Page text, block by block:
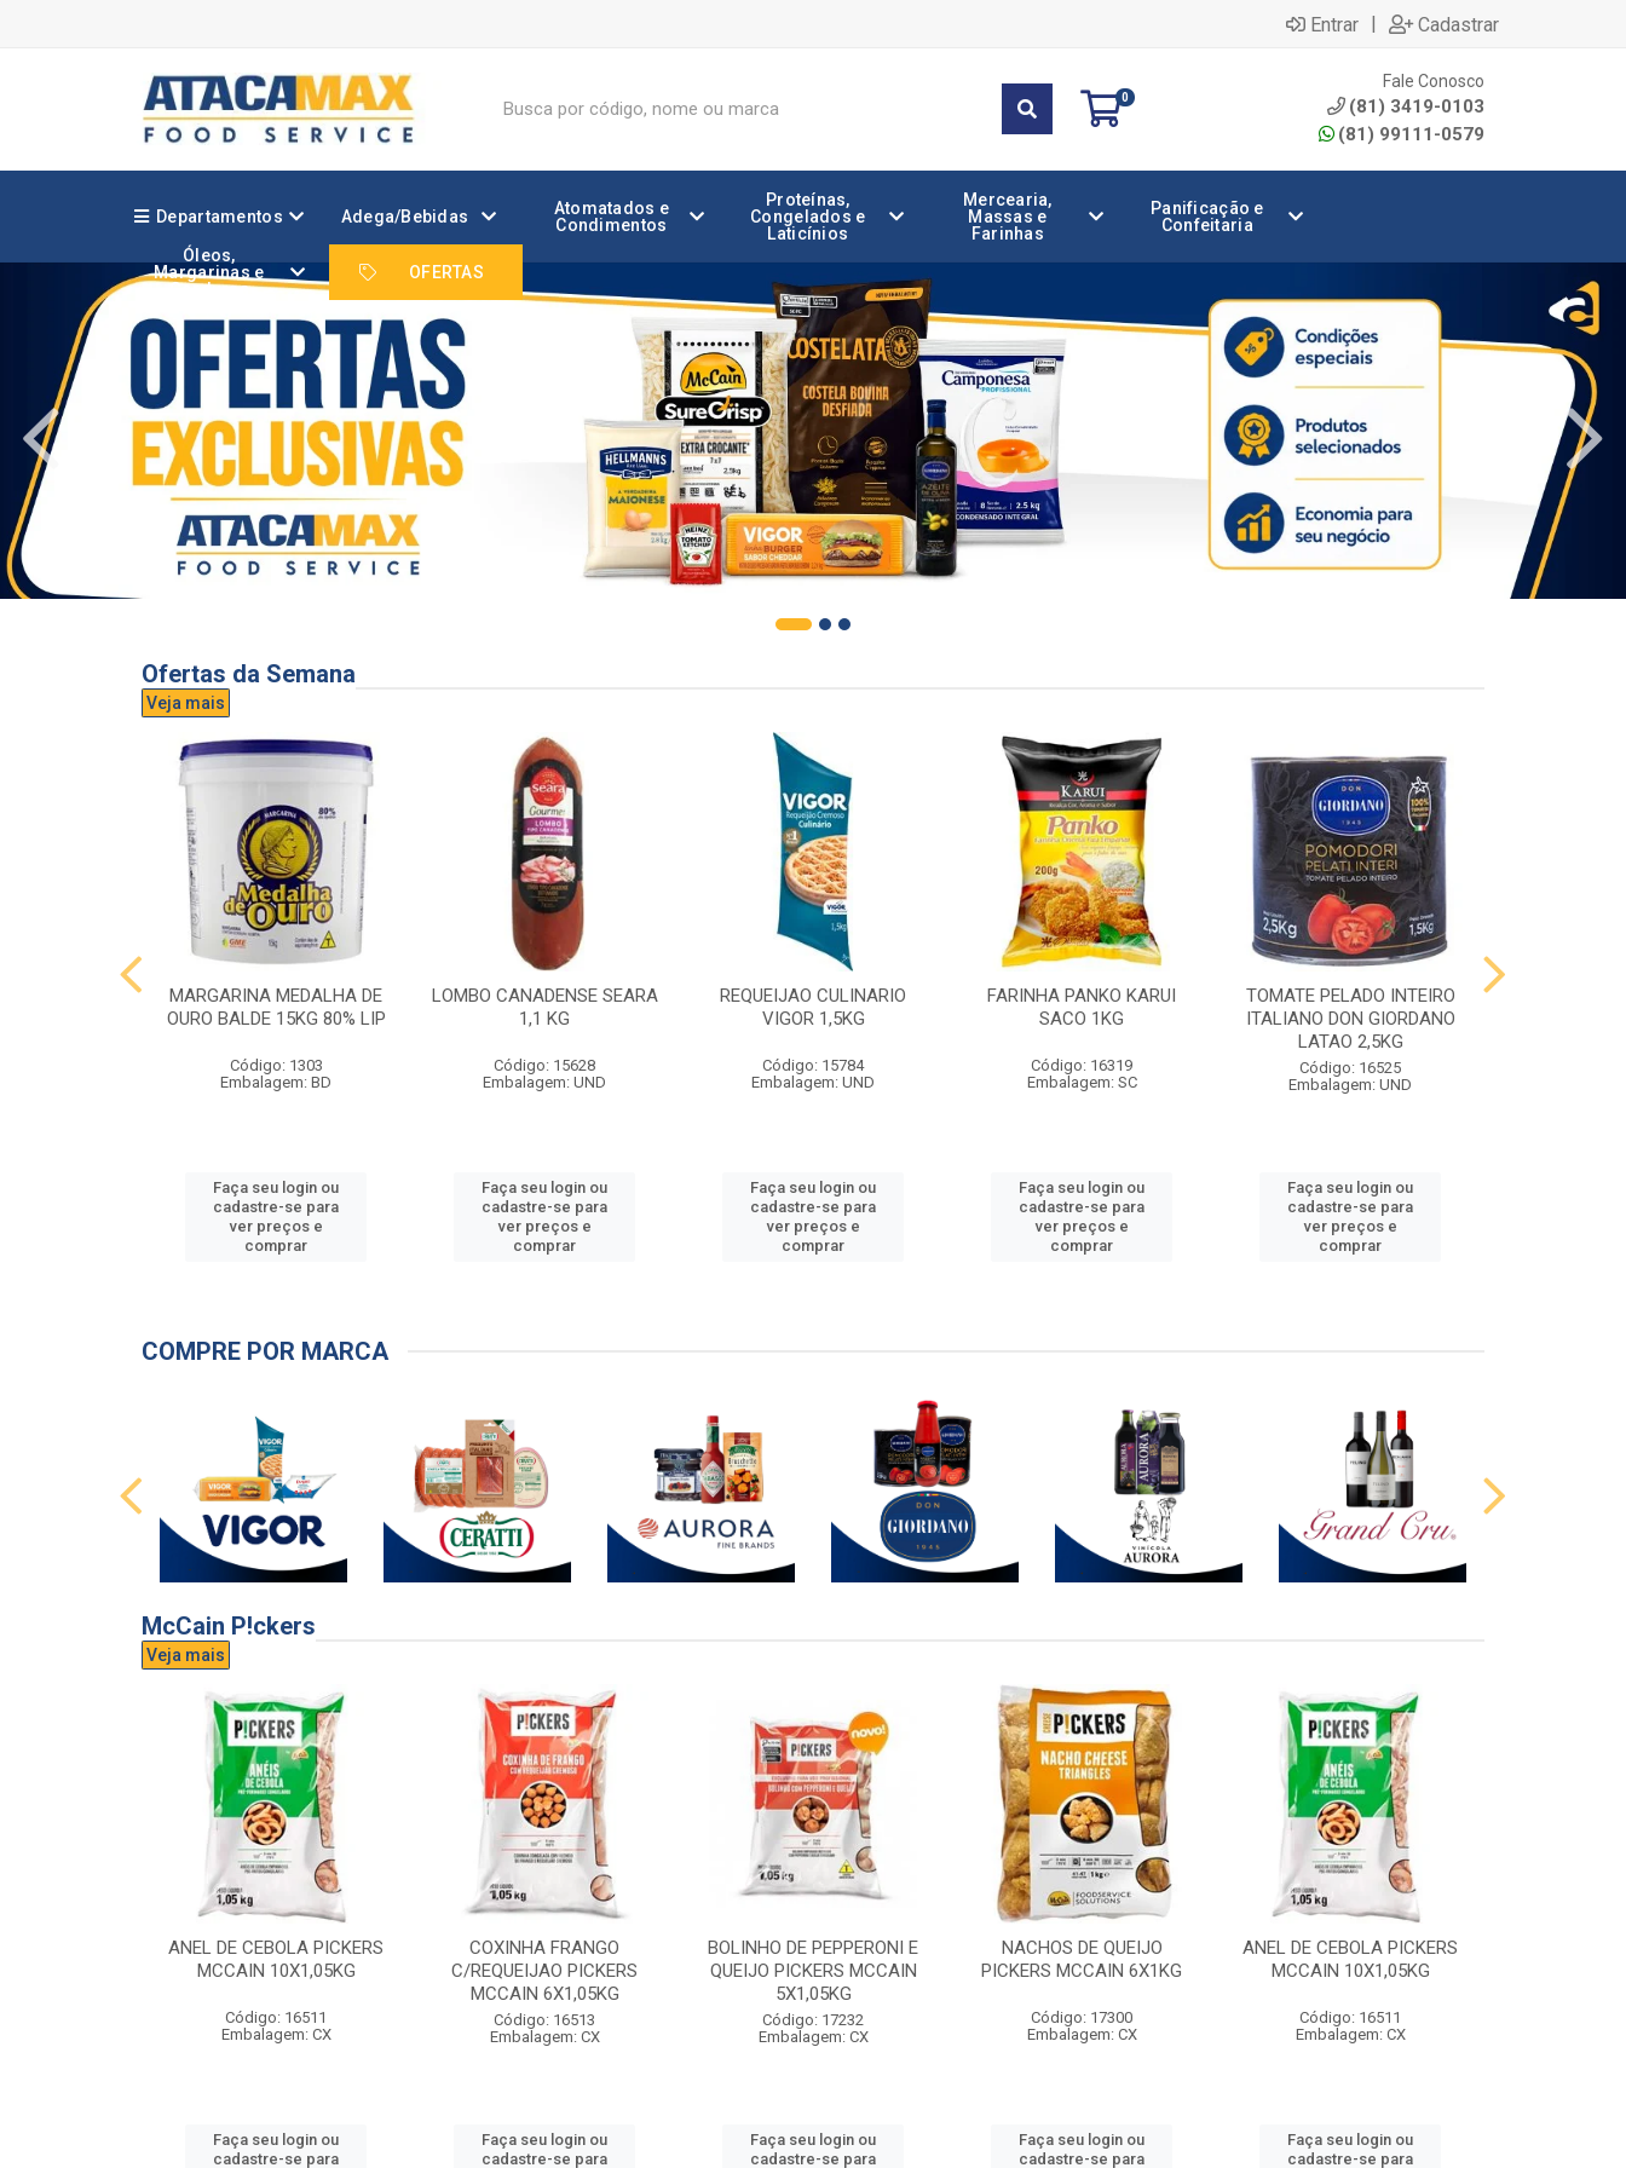
Entrar | Cadastrar
0
Fale Conosco
(81) 3419-0103
(81) 99111-0579
Departamentos Adega/Bebidas
Atomatados e
Condimentos
Proteínas,
Congelados e
Laticínios
Mercearia,
Massas e
Farinhas
Panificação e
Confeitaria
Óleos,
Margarinas e
Gorduras
OFERTAS
Ofertas da Semana
Veja mais
MARGARINA MEDALHA DE
OURO BALDE 15KG 80% LIP
Código: 1303
Embalagem: BD
Faça seu login ou
cadastre-se para
ver preços e
comprar
LOMBO CANADENSE SEARA
1,1 KG
Código: 15628
Embalagem: UND
Faça seu login ou
cadastre-se para
ver preços e
comprar
REQUEIJAO CULINARIO
VIGOR 1,5KG
Código: 15784
Embalagem: UND
Faça seu login ou
cadastre-se para
ver preços e
comprar
FARINHA PANKO KARUI
SACO 1KG
Código: 16319
Embalagem: SC
Faça seu login ou
cadastre-se para
ver preços e
comprar
TOMATE PELADO INTEIRO
ITALIANO DON GIORDANO
LATAO 2,5KG
Código: 16525
Embalagem: UND
Faça seu login ou
cadastre-se para
ver preços e
comprar
COMPRE POR MARCA
McCain P!ckers
Veja mais
ANEL DE CEBOLA PICKERS
MCCAIN 10X1,05KG
Código: 16511
Embalagem: CX
Faça seu login ou
cadastre-se para
COXINHA FRANGO
C/REQUEIJAO PICKERS
MCCAIN 6X1,05KG
Código: 16513
Embalagem: CX
Faça seu login ou
cadastre-se para
BOLINHO DE PEPPERONI E
QUEIJO PICKERS MCCAIN
5X1,05KG
Código: 17232
Embalagem: CX
Faça seu login ou
cadastre-se para
NACHOS DE QUEIJO
PICKERS MCCAIN 6X1KG
Código: 17300
Embalagem: CX
Faça seu login ou
cadastre-se para
ANEL DE CEBOLA PICKERS
MCCAIN 10X1,05KG
Código: 16511
Embalagem: CX
Faça seu login ou
cadastre-se para